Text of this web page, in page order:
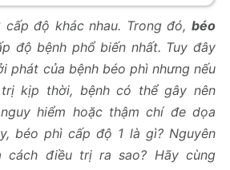
độ khác nhau. Trong đó, béo
độ bệnh phổ biến nhất. Tuy đây
phát của bệnh béo phì nhưng nếu
kịp thời, bệnh có thể gây nên
hiểm hoặc thậm chí đe dọa
béo phì cấp độ 1 là gì? Nguyên
cách điều trị ra sao? Hãy cùng